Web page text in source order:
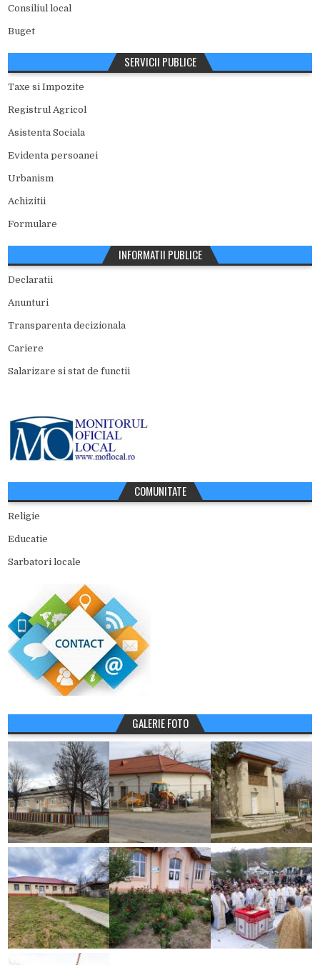
Consiliul local
Buget
SERVICII PUBLICE
Taxe si Impozite
Registrul Agricol
Asistenta Sociala
Evidenta persoanei
Urbanism
Achizitii
Formulare
INFORMATII PUBLICE
Declaratii
Anunturi
Transparenta decizionala
Cariere
Salarizare si stat de functii
COMUNITATE
Religie
Educatie
Sarbatori locale
GALERIE FOTO